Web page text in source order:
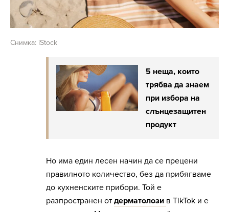
Снимка: iStock
5 неща, които
трябва да знаем
при избора на
слънцезащитен
продукт
Но има един лесен начин да се прецени
правилното количество, без да прибягваме
до кухненските прибори. Той е
разпространен от дерматолози в TikTok и е